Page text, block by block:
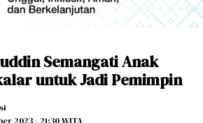
Semangati Anak
untuk Jadi Pemimpin